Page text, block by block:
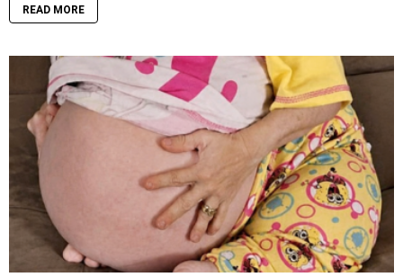
READ MORE